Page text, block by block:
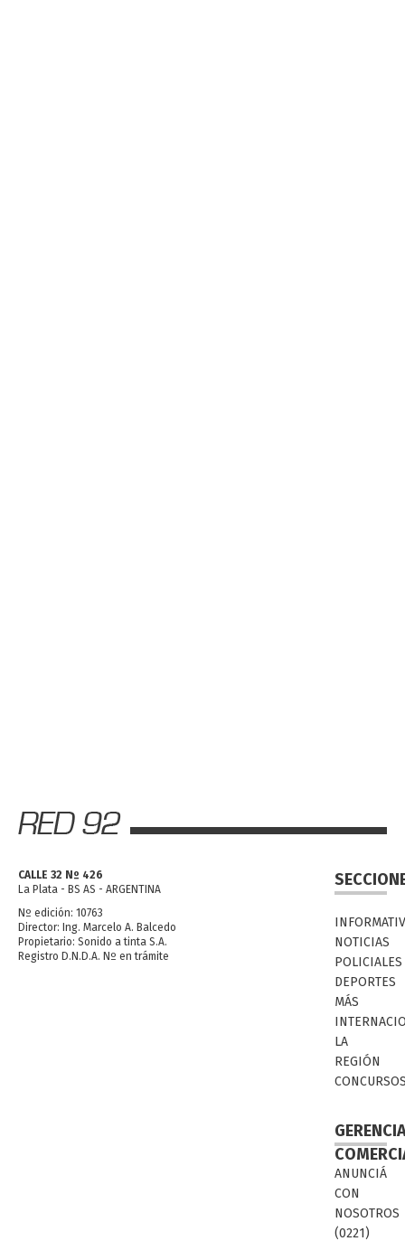
CALLE 32 Nº 426
La Plata - BS AS - ARGENTINA
Nº edición: 10763
Director: Ing. Marcelo A. Balcedo
Propietario: Sonido a tinta S.A.
Registro D.N.D.A. Nº en trámite
NOTICIAS
POLICIALES
DEPORTES
MÁS
LA
REGIÓN
ANUNCIÁ
CON
NOSOTROS
(0221)